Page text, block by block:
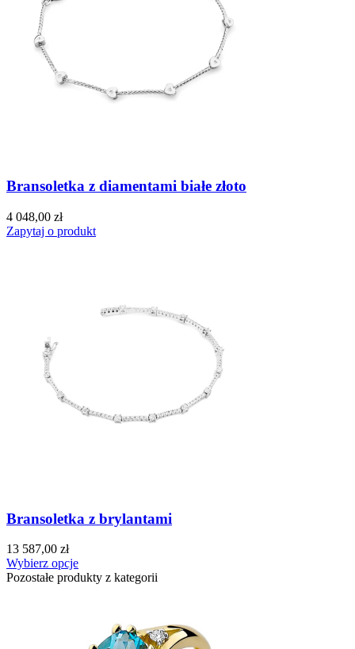
Bransoletka z diamentami białe złoto
4 048,00 zł
Zapytaj o produkt
Bransoletka z brylantami
13 587,00 zł
Wybierz opcje
Pozostałe produkty z kategorii